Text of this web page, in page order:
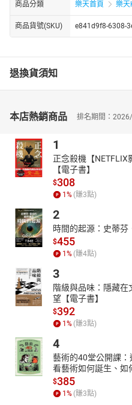
商品分類 樂天首頁 樂天
商品貨號(SKU) e841d9f8-6308-
退換貨須知
本店熱銷商品 排名期間：
1
正念殺機【NETFLIX
【電子書】
$308
1% (賺3點)
2
時間的起源：史蒂芬
$455
1% (賺4點)
3
階級與品味：隱藏
望【電子書】
$392
1% (賺3點)
4
藝術的40堂公開課：
看藝術如何誕生、如
$385
1% (賺3點)